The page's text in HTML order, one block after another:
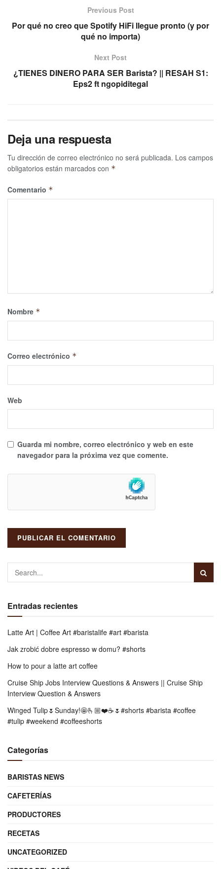
Previous Post
Por qué no creo que Spotify HiFi llegue pronto (y por
qué no importa)
Next Post
¿TIENES DINERO PARA SER Barista? || RESAH S1:
Eps2 ft ngopiditegal
Deja una respuesta
Tu dirección de correo electrónico no será publicada. Los campos
obligatorios están marcados con *
Comentario *
Nombre *
Correo electrónico *
Web
Guarda mi nombre, correo electrónico y web en este
navegador para la próxima vez que comente.
Entradas recientes
Latte Art | Coffee Art #baristalife #art #barista
Jak zrobić dobre espresso w domu? #shorts
How to pour a latte art coffee
Cruise Ship Jobs Interview Questions & Answers || Cruise Ship
Interview Question & Answers
Winged Tulip🌷Sunday!🤩🫰🏼❤️☕️🌷#shorts #barista #coffee
#tulip #weekend #coffeeshorts
Categorías
BARISTAS NEWS
CAFETERÍAS
PRODUCTORES
RECETAS
UNCATEGORIZED